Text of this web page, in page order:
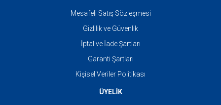
Mesafeli Satış Sözleşmesi
Gizlilik ve Güvenlik
İptal ve İade Şartları
Garanti Şartları
Kişisel Veriler Politikası
ÜYELİK